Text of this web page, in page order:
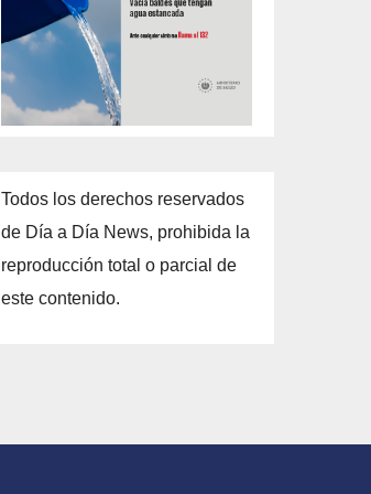
Todos los derechos reservados
de Día a Día News, prohibida la
reproducción total o parcial de
este contenido.